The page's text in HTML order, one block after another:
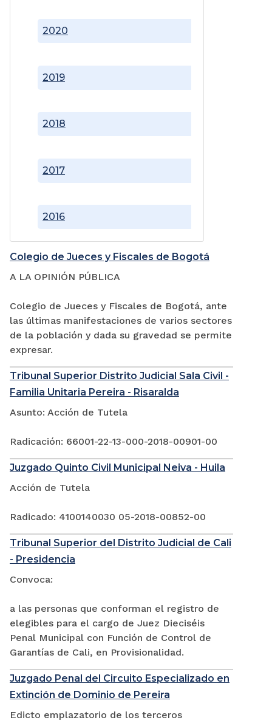
2016
2017
2018
2019
2020
Colegio de Jueces y Fiscales de Bogotá
A LA OPINIÓN PÚBLICA
Colegio de Jueces y Fiscales de Bogotá, ante
las últimas manifestaciones de varios sectores
de la población y dada su gravedad se permite
expresar.
Tribunal Superior Distrito Judicial Sala Civil -
Familia Unitaria Pereira - Risaralda
Asunto: Acción de Tutela
Radicación: 66001-22-13-000-2018-00901-00
Juzgado Quinto Civil Municipal Neiva - Huila
Acción de Tutela
Radicado: 4100140030 05-2018-00852-00
Tribunal Superior del Distrito Judicial de Cali
- Presidencia
Convoca:
a las personas que conforman el registro de
elegibles para el cargo de Juez Dieciséis
Penal Municipal con Función de Control de
Garantías de Cali, en Provisionalidad.
Juzgado Penal del Circuito Especializado en
Extinción de Dominio de Pereira
Edicto emplazatorio de los terceros